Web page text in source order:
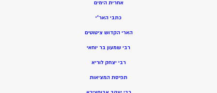
אחרית הימים
כתבי האר”י
הארי הקדוש ציטוטים
רבי שמעון בר יוחאי
רבי יצחק לוריא
תפיסת המציאות